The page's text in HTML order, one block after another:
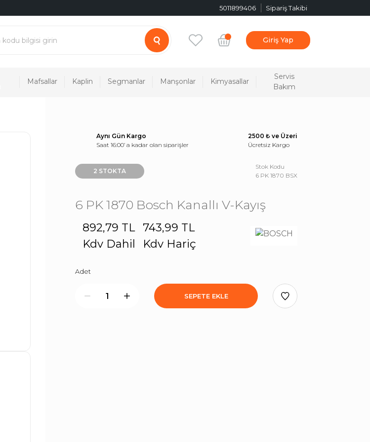
5011899406 Sipariş Takibi
Giriş Yap
Mafsallar Kaplin Segmanlar Manşonlar Kimyasallar
Servis
Bakım
Aynı Gün Kargo
Saat 16:00’ a kadar olan siparişler
2500 ₺ ve Üzeri
Ücretsiz Kargo
2 STOKTA
Stok Kodu
6 PK 1870 BSX
6 PK 1870 Bosch Kanallı V-Kayış
892,79 TL
Kdv Dahil
743,99 TL
Kdv Hariç
Adet
SEPETE EKLE